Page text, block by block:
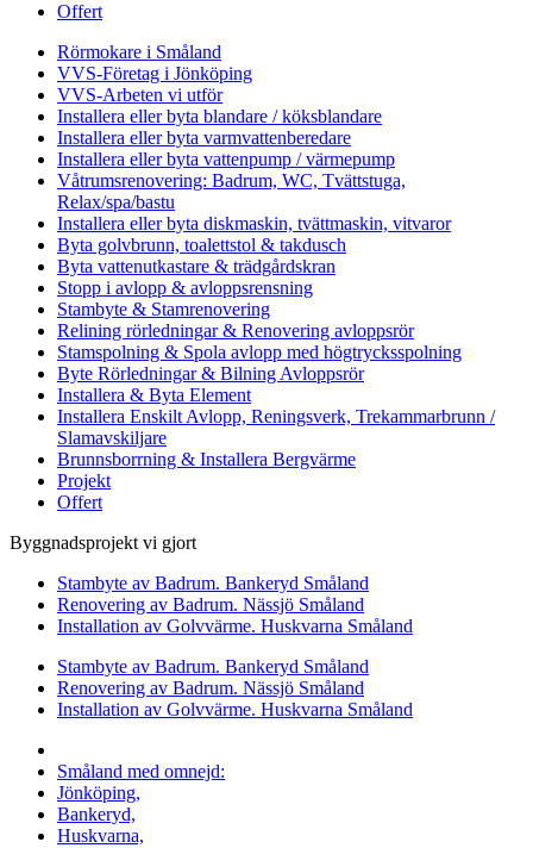
Offert
Rörmokare i Småland
VVS-Företag i Jönköping
VVS-Arbeten vi utför
Installera eller byta blandare / köksblandare
Installera eller byta varmvattenberedare
Installera eller byta vattenpump / värmepump
Våtrumsrenovering: Badrum, WC, Tvättstuga,
Relax/spa/bastu
Installera eller byta diskmaskin, tvättmaskin, vitvaror
Byta golvbrunn, toalettstol & takdusch
Byta vattenutkastare & trädgårdskran
Stopp i avlopp & avloppsrensning
Stambyte & Stamrenovering
Relining rörledningar & Renovering avloppsrör
Stamspolning & Spola avlopp med högtrycksspolning
Byte Rörledningar & Bilning Avloppsrör
Installera & Byta Element
Installera Enskilt Avlopp, Reningsverk, Trekammarbrunn /
Slamavskiljare
Brunnsborrning & Installera Bergvärme
Projekt
Offert
Byggnadsprojekt vi gjort
Stambyte av Badrum. Bankeryd Småland
Renovering av Badrum. Nässjö Småland
Installation av Golvvärme. Huskvarna Småland
Stambyte av Badrum. Bankeryd Småland
Renovering av Badrum. Nässjö Småland
Installation av Golvvärme. Huskvarna Småland
Småland med omnejd:
Jönköping,
Bankeryd,
Huskvarna,